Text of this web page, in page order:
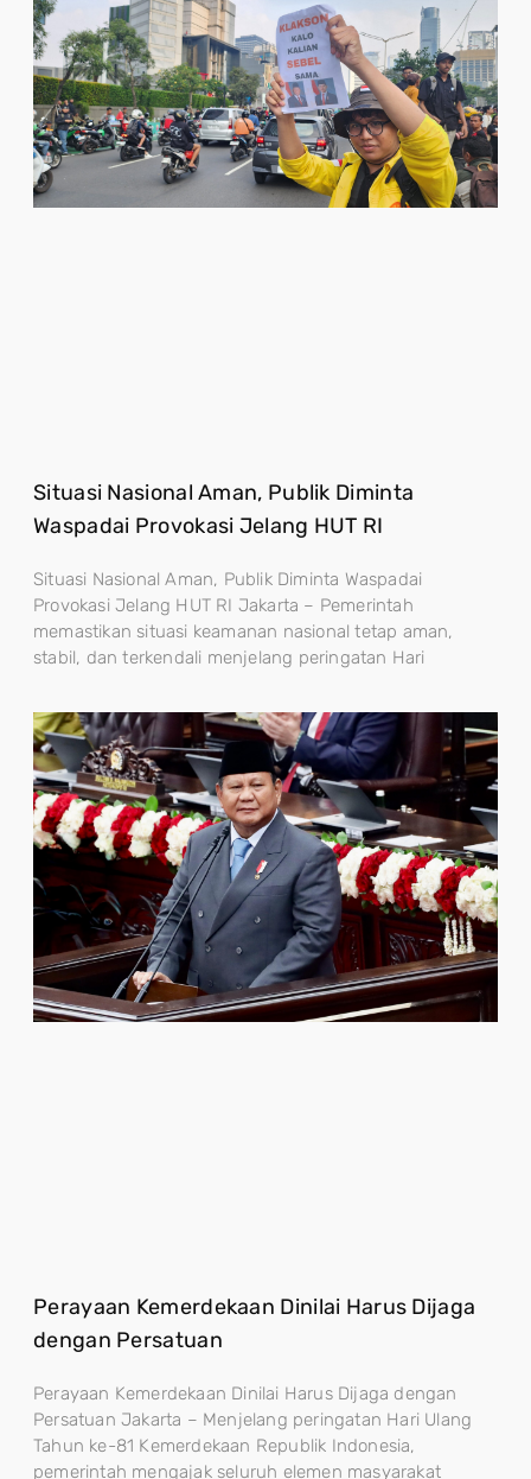
Situasi Nasional Aman, Publik Diminta
Waspadai Provokasi Jelang HUT RI
Situasi Nasional Aman, Publik Diminta Waspadai
Provokasi Jelang HUT RI Jakarta – Pemerintah
memastikan situasi keamanan nasional tetap aman,
stabil, dan terkendali menjelang peringatan Hari
Perayaan Kemerdekaan Dinilai Harus Dijaga
dengan Persatuan
Perayaan Kemerdekaan Dinilai Harus Dijaga dengan
Persatuan Jakarta – Menjelang peringatan Hari Ulang
Tahun ke-81 Kemerdekaan Republik Indonesia,
pemerintah mengajak seluruh elemen masyarakat